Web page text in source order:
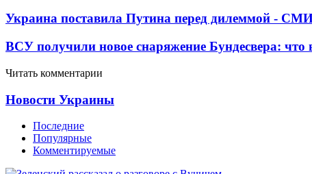
Украина поставила Путина перед дилеммой -
ВСУ получили новое снаряжение Бундесвера: что
Читать комментарии
Новости Украины
Последние
Популярные
Комментируемые